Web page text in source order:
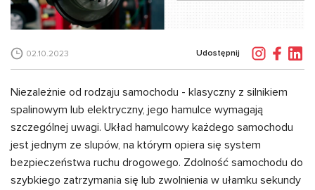
02.10.2023 Udostępnij
Niezależnie od rodzaju samochodu - klasyczny z silnikiem
spalinowym lub elektryczny, jego hamulce wymagają
szczególnej uwagi. Układ hamulcowy każdego samochodu
jest jednym ze slupów, na którym opiera się system
bezpieczeństwa ruchu drogowego. Zdolność samochodu do
szybkiego zatrzymania się lub zwolnienia w ułamku sekundy